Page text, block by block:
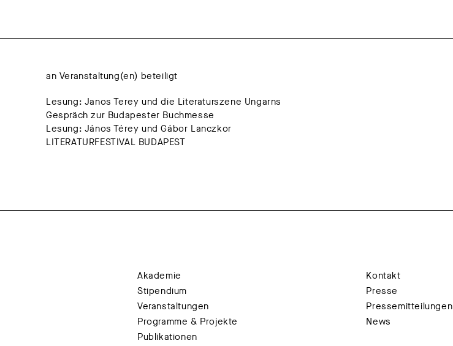
an Veranstaltung(en) beteiligt
Lesung: Janos Terey und die Literaturszene Ungarns
Gespräch zur Budapester Buchmesse
Lesung: János Térey und Gábor Lanczkor
LITERATURFESTIVAL BUDAPEST
Akademie
Stipendium
Veranstaltungen
Programme & Projekte
Publikationen
Kontakt
Presse
Pressemitteilungen
News